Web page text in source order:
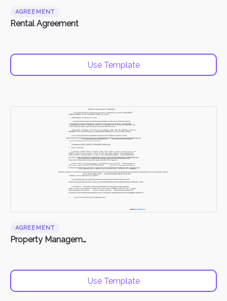
AGREEMENT
Rental Agreement
Use Template
AGREEMENT
Property Management Agreement
Use Template